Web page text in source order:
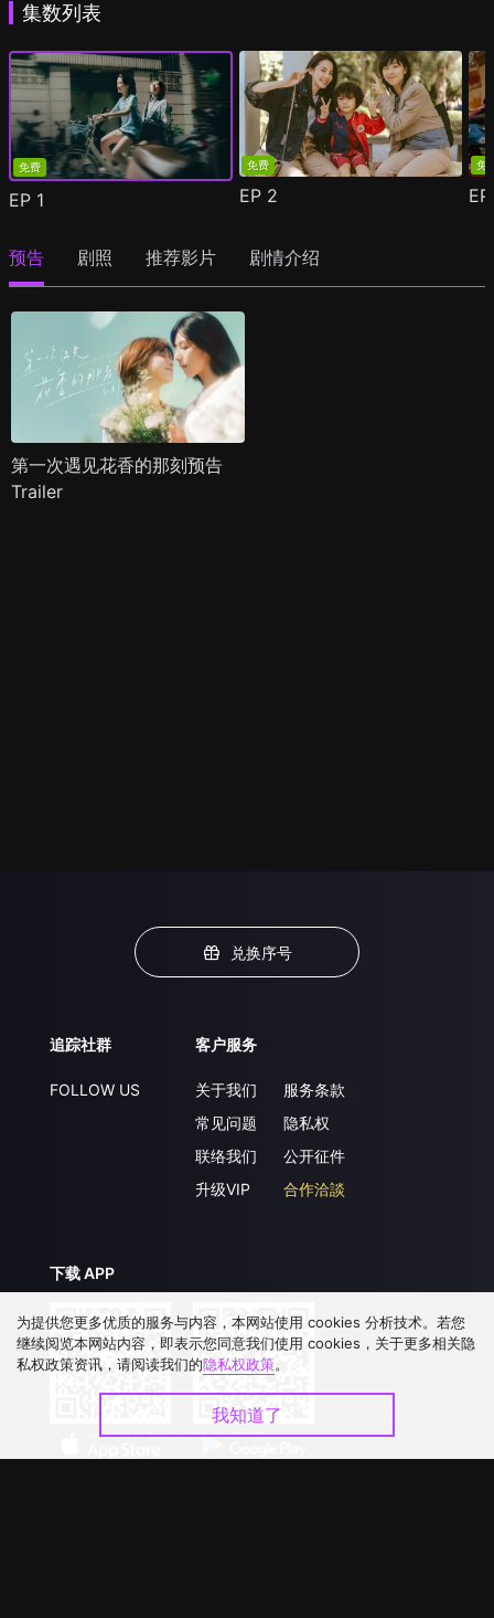
集数列表
免费
EP 1
免费
EP 2
免
预告 剧照 推荐影片 剧情介绍
第一次遇见花香的那刻预告
Trailer
兑换序号
追踪社群
FOLLOW US
客户服务
关于我们
常见问题
联络我们
升级VIP
服务条款
隐私权
公开征件
合作洽談
下载 APP
为提供您更多优质的服务与内容，本网站使用 cookies 分析技术。若您
继续阅览本网站内容，即表示您同意我们使用 cookies，关于更多相关隐
私权政策资讯，请阅读我们的隐私权政策。
我知道了